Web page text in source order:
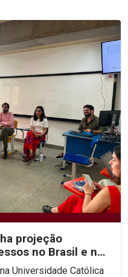
projeção
no Brasil e no
Universidade Católica